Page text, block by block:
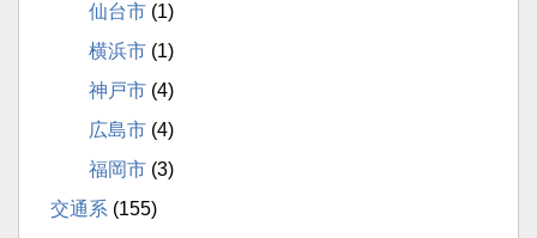
仙台市 (1)
横浜市 (1)
神戸市 (4)
広島市 (4)
福岡市 (3)
交通系 (155)